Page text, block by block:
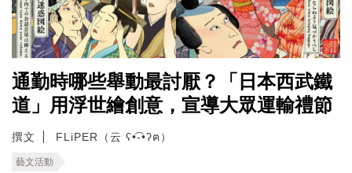
通勤時哪些舉動最討厭？「日本西武鐵
道」用浮世繪創意，宣導大眾運輸禮節
撰文 FLiPER（云 ʕ•͡-•ʔฅ）
藝文活動